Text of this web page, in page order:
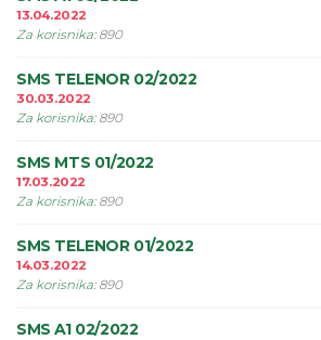
13.04.2022
Za korisnika: 890
SMS TELENOR 02/2022
30.03.2022
Za korisnika: 890
SMS MTS 01/2022
17.03.2022
Za korisnika: 890
SMS TELENOR 01/2022
14.03.2022
Za korisnika: 890
SMS A1 02/2022